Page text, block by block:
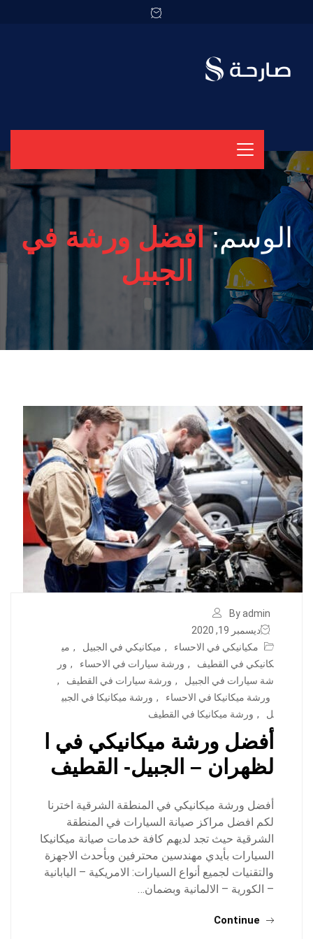
الوسم:افضل ورشة في
الجبيل
By admin
ديسمبر 19, 2020
مكيانيكي في الاحساء
, ميكانيكي في الجبيل , مي
كانيكي في القطيف
, ورشة سيارات في الاحساء , ور
شة سيارات في الجبيل
, ورشة سيارات في القطيف
,
ورشة ميكانيكا في الاحساء
, ورشة ميكانيكا في الجبي
ل
, ورشة ميكانيكا في القطيف
أفضل ورشة ميكانيكي في ا
لظهران – الجبيل- القطيف
أفضل ورشة ميكانيكي في المنطقة الشرقية اخترنا
لكم افضل مراكز صيانة السيارات في المنطقة
الشرقية حيث تجد لديهم كافة خدمات صيانة ميكانيكا
السيارات بأيدي مهندسين محترفين وبأحدث الاجهزة
والتقنيات لجميع أنواع السيارات: الامريكية – اليابانية
– الكورية – الالمانية وبضمان…
Continue